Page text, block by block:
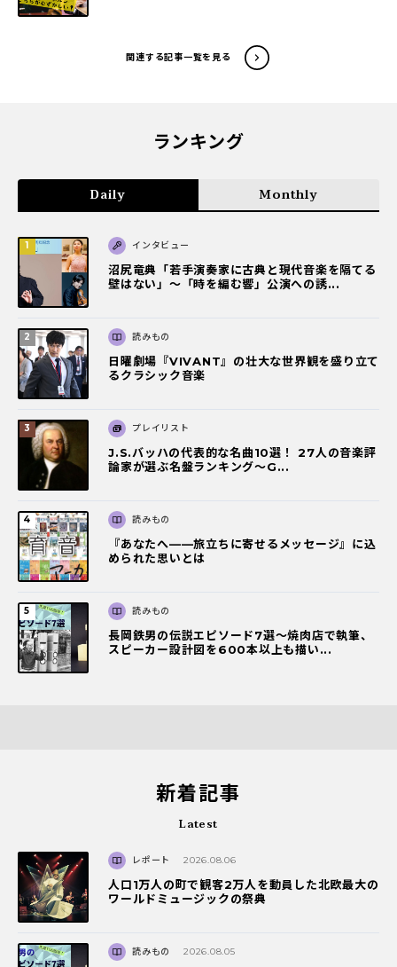
関連する記事一覧を見る
ランキング
Daily Monthly
インタビュー
沼尻竜典「若手演奏家に古典と現代音楽を隔てる
壁はない」～「時を編む響」公演への誘...
読みもの
日曜劇場『VIVANT』の壮大な世界観を盛り立て
るクラシック音楽
プレイリスト
J.S.バッハの代表的な名曲10選！ 27人の音楽評
論家が選ぶ名盤ランキング〜G...
読みもの
『あなたへ――旅立ちに寄せるメッセージ』に込
められた思いとは
読みもの
長岡鉄男の伝説エピソード7選〜焼肉店で執筆、
スピーカー設計図を600本以上も描い...
新着記事
Latest
レポート 2026.08.06
人口1万人の町で観客2万人を動員した北欧最大の
ワールドミュージックの祭典
読みもの 2026.08.05